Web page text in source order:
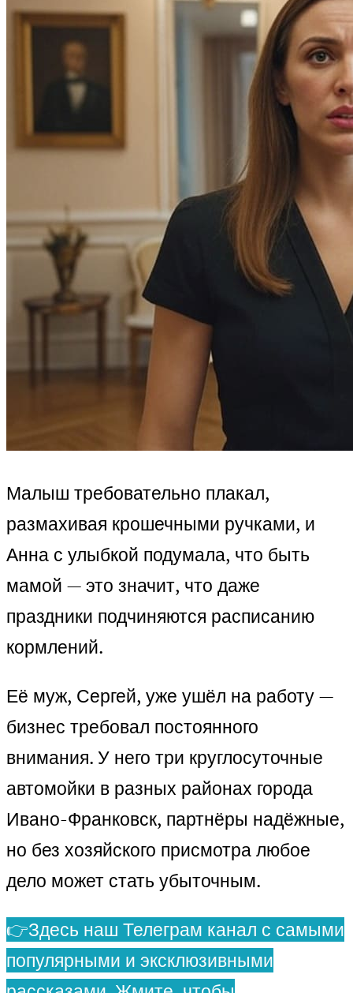
Малыш требовательно плакал,
размахивая крошечными ручками, и
Анна с улыбкой подумала, что быть
мамой — это значит, что даже
праздники подчиняются расписанию
кормлений.
Её муж, Сергей, уже ушёл на работу —
бизнес требовал постоянного
внимания. У него три круглосуточные
автомойки в разных районах города
Ивано-Франковск, партнёры надёжные,
но без хозяйского присмотра любое
дело может стать убыточным.
👉Здесь наш Телеграм канал с самыми
популярными и эксклюзивными